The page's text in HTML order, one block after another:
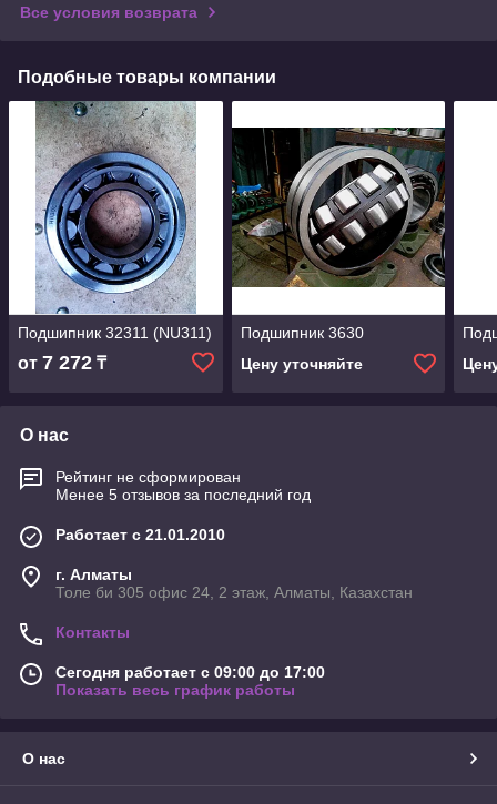
Все условия возврата
Подобные товары компании
Подшипник 32311 (NU311)
от 7 272 ₸
Подшипник 3630
Цену уточняйте
О нас
Рейтинг не сформирован
Менее 5 отзывов за последний год
Работает с 21.01.2010
г. Алматы
Толе би 305 офис 24, 2 этаж, Алматы, Казахстан
Контакты
Сегодня работает с 09:00 до 17:00
Показать весь график работы
О нас